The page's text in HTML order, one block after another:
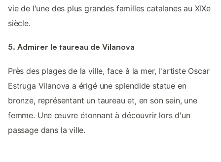
vie de l'une des plus grandes familles catalanes au XIXe
siècle.
5. Admirer le taureau de Vilanova
Près des plages de la ville, face à la mer, l'artiste Oscar
Estruga Vilanova a érigé une splendide statue en
bronze, représentant un taureau et, en son sein, une
femme. Une œuvre étonnant à découvrir lors d'un
passage dans la ville.